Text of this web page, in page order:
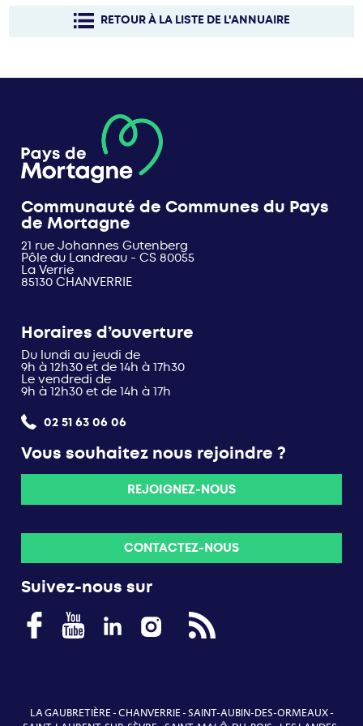
RETOUR À LA LISTE DE L'ANNUAIRE
Communauté de Communes du Pays
de Mortagne
21 rue Johannes Gutenberg
Pôle du Landreau - CS 80055
La Verrie
85130 CHANVERRIE
Horaires d’ouverture
Du lundi au jeudi de
9h à 12h30 et de 14h à 17h30
Le vendredi de
9h à 12h30 et de 14h à 17h
02 51 63 06 06
Vous souhaitez nous rejoindre ?
REJOIGNEZ-NOUS
CONTACTEZ-NOUS
Suivez-nous sur
LA GAUBRETIÈRE-CHANVERRIE-SAINT-AUBIN-DES-ORMEAUX-